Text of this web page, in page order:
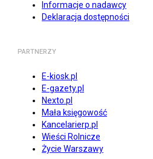
Informacje o nadawcy
Deklaracja dostępności
PARTNERZY
E-kiosk.pl
E-gazety.pl
Nexto.pl
Mała księgowość
Kancelarierp.pl
Wieści Rolnicze
Życie Warszawy